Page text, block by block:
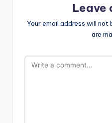
Leave
Your email address will not
are